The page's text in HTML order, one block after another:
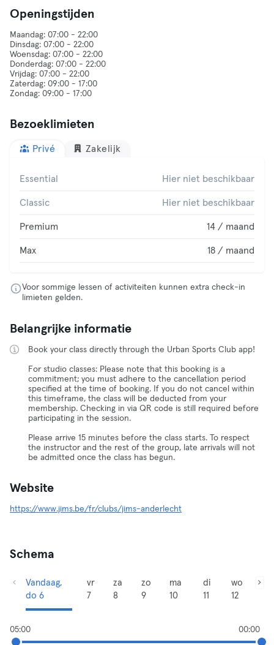
Openingstijden
Maandag: 07:00 - 22:00
Dinsdag: 07:00 - 22:00
Woensdag: 07:00 - 22:00
Donderdag: 07:00 - 22:00
Vrijdag: 07:00 - 22:00
Zaterdag: 09:00 - 17:00
Bezoeklimieten
Privé Zakelijk
Essential Hier niet beschikbaar
Classic Hier niet beschikbaar
Premium 14 / maand
Max 18 / maand
Voor sommige lessen of activiteiten kunnen extra check-in
limieten gelden.
Belangrijke informatie
Book your class directly through the Urban Sports Club app!
For studio classes: Please note that this booking is a
commitment; you must adhere to the cancellation period
specified at the time of booking. If you do not cancel within
this timeframe, the class will be deducted from your
membership. Checking in via QR code is still required before
participating in the session.
Please arrive 15 minutes before the class starts. To respect
the instructor and the rest of the group, late arrivals will not
be admitted once the class has begun.
Website
https://www.jims.be/fr/clubs/jims-anderlecht
Schema
Vandaag,
do 6
vr
7
za
8
zo
9
ma
10
di
11
wo
12
05:00 00:00